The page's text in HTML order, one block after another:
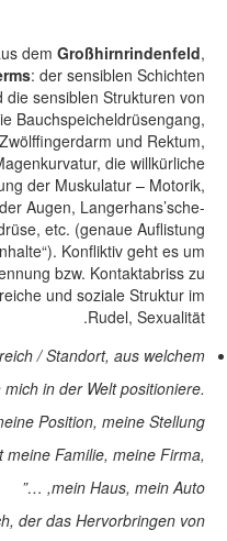
dem Großhirnrindenfeld,
: der sensiblen Schichten
sensiblen Strukturen von
Bauchspeicheldrüsengang,
und Rektum,
die willkürliche
der Muskulatur – Motorik,
Augen, Langerhans’sche-
etc. (genaue Auflistung
Konfliktiv geht es um
bzw. Kontaktabriss zu
und soziale Struktur im
Rudel, Sexualität.
/ Standort, aus welchem
in der Welt positioniere.
Position, meine Stellung
meine Familie, meine Firma,
mein Haus, mein Auto, …”
der das Hervorbringen von